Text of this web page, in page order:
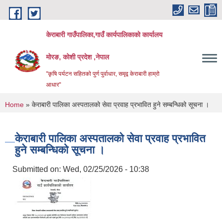
Skip to main content
केराबारी गाउँपालिका,गाउँ कार्यपालिकाको कार्यालय
मोरङ, कोशी प्रदेश ,नेपाल
"कृषि पर्यटन सहितको पुर्ण पुर्वाधार, समृद्व केराबारी हाम्रो
आधार"
You are here
Home » केराबारी पालिका अस्पतालको सेवा प्रवाह प्रभावित हुने सम्बन्धिको सूचना ।
केराबारी पालिका अस्पतालको सेवा प्रवाह प्रभावित
हुने सम्बन्धिको सूचना ।
Submitted on: Wed, 02/25/2026 - 10:38